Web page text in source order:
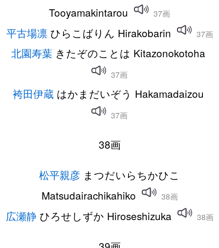
Tooyamakintarou
37画
平古場凛ひらこばりん Hirakobarin 37画
北園寿葉 きたぞのことは Kitazonokotoha
37画
袴田伊蔵 はかまだいぞう Hakamadaizou
37画
38画
松平親彦 まつだいらちかひこ
Matsudairachikahiko
38画
広瀬静ひろせしずか Hiroseshizuka 38画